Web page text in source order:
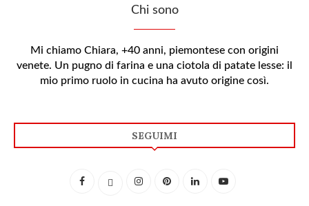
Chi sono
Mi chiamo Chiara, +40 anni, piemontese con origini
venete. Un pugno di farina e una ciotola di patate lesse: il
mio primo ruolo in cucina ha avuto origine così.
SEGUIMI